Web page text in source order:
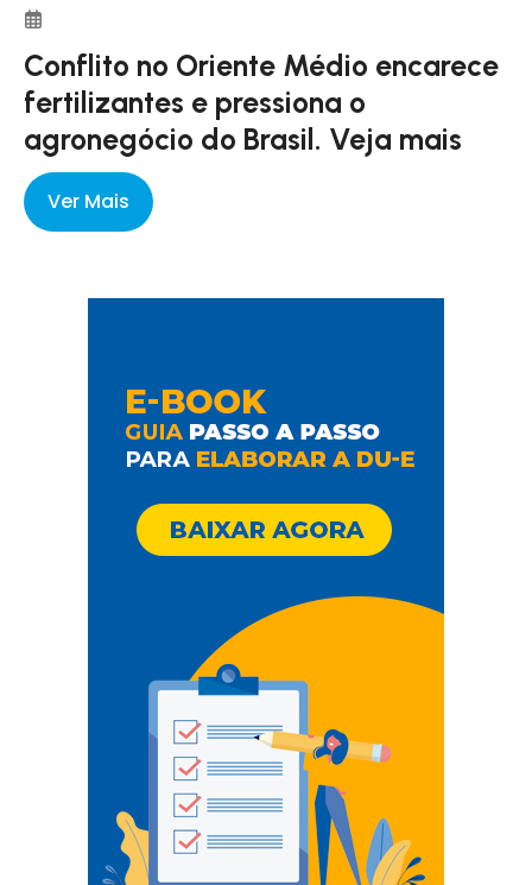
Conflito no Oriente Médio encarece
fertilizantes e pressiona o
agronegócio do Brasil. Veja mais
Ver Mais